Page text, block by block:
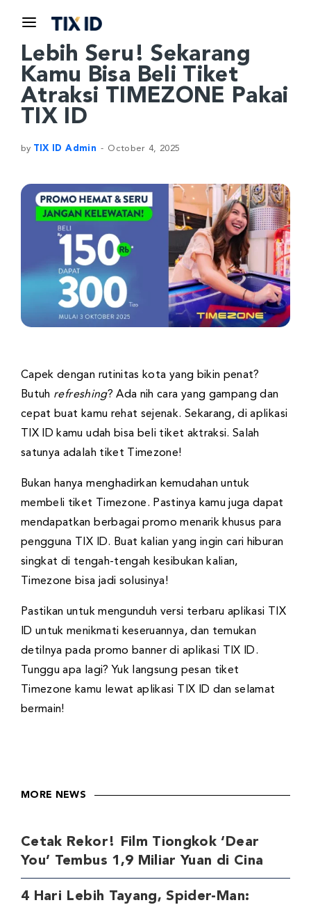
Lebih Seru! Sekarang
Kamu Bisa Beli Tiket
Atraksi TIMEZONE Pakai
TIX ID
by TIX ID Admin October 4, 2025
Capek dengan rutinitas kota yang bikin penat?
Butuh refreshing? Ada nih cara yang gampang dan
cepat buat kamu rehat sejenak. Sekarang, di aplikasi
TIX ID kamu udah bisa beli tiket aktraksi. Salah
satunya adalah tiket Timezone!
Bukan hanya menghadirkan kemudahan untuk
membeli tiket Timezone. Pastinya kamu juga dapat
mendapatkan berbagai promo menarik khusus para
pengguna TIX ID. Buat kalian yang ingin cari hiburan
singkat di tengah-tengah kesibukan kalian,
Timezone bisa jadi solusinya!
Pastikan untuk mengunduh versi terbaru aplikasi TIX
ID untuk menikmati keseruannya, dan temukan
detilnya pada promo banner di aplikasi TIX ID.
Tunggu apa lagi? Yuk langsung pesan tiket
Timezone kamu lewat aplikasi TIX ID dan selamat
bermain!
MORE NEWS
Cetak Rekor! Film Tiongkok ‘Dear
You’ Tembus 1,9 Miliar Yuan di Cina
4 Hari Lebih Tayang, Spider-Man: